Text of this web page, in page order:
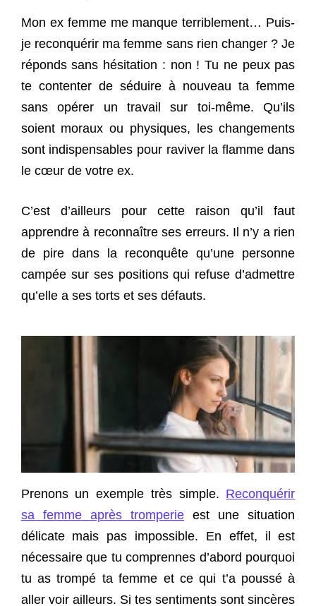
Mon ex femme me manque terriblement… Puis-
je reconquérir ma femme sans rien changer ? Je
réponds sans hésitation : non ! Tu ne peux pas
te contenter de séduire à nouveau ta femme
sans opérer un travail sur toi-même. Qu’ils
soient moraux ou physiques, les changements
sont indispensables pour raviver la flamme dans
le cœur de votre ex.
C’est d’ailleurs pour cette raison qu’il faut
apprendre à reconnaître ses erreurs. Il n’y a rien
de pire dans la reconquête qu’une personne
campée sur ses positions qui refuse d’admettre
qu’elle a ses torts et ses défauts.
Prenons un exemple très simple. Reconquérir
sa femme après tromperie est une situation
délicate mais pas impossible. En effet, il est
nécessaire que tu comprennes d’abord pourquoi
tu as trompé ta femme et ce qui t’a poussé à
aller voir ailleurs. Si tes sentiments sont sincères